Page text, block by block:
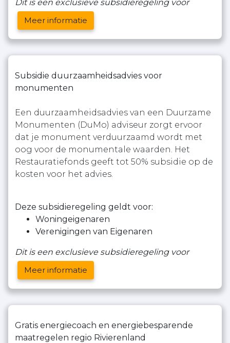
Dit is een exclusieve subsidieregeling voor
Meer informatie
Subsidie duurzaamheidsadvies voor
monumenten
Een duurzaamheidsadvies van een Duurzame
Monumenten (DuMo) adviseur zorgt ervoor
dat je monument verduurzaamd wordt met
oog voor de monumentale waarden. Het
Restauratiefonds geeft tot 50% subsidie op de
kosten voor het advies.
Deze subsidieregeling geldt voor:
Woningeigenaren
Verenigingen van Eigenaren
Dit is een exclusieve subsidieregeling voor
Meer informatie
Gratis energiecoach en energiebesparende
maatregelen regio Rivierenland